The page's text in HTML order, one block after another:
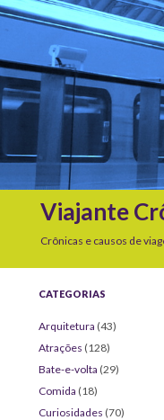
Viajante
Crônicas e causos de
CATEGORIAS
Arquitetura (43)
Atrações (128)
Bate-e-volta (29)
Comida (18)
Curiosidades (70)